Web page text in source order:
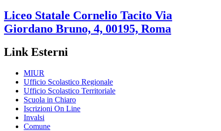
Liceo Statale Cornelio Tacito Via
Giordano Bruno, 4, 00195, Roma
Link Esterni
MIUR
Ufficio Scolastico Regionale
Ufficio Scolastico Territoriale
Scuola in Chiaro
Iscrizioni On Line
Invalsi
Comune